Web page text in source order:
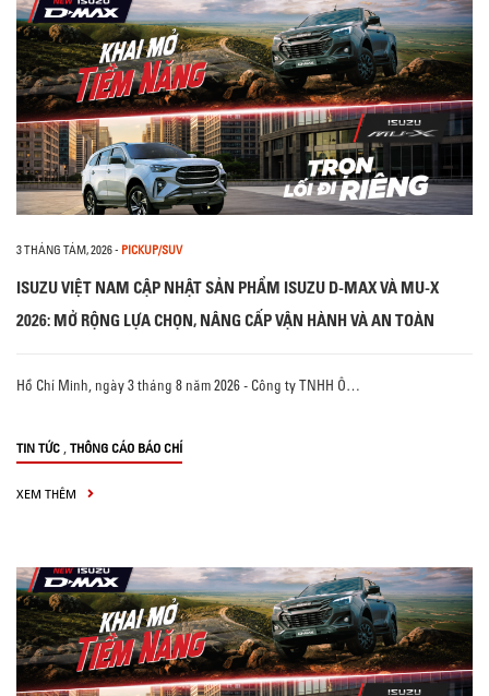
3 THÁNG TÁM, 2026- PICKUP/SUV
ISUZU VIỆT NAM CẬP NHẬT SẢN PHẨM ISUZU D-MAX VÀ MU-X
2026: MỞ RỘNG LỰA CHỌN, NÂNG CẤP VẬN HÀNH VÀ AN TOÀN
Hồ Chí Minh, ngày 3 tháng 8 năm 2026 - Công ty TNHH Ô…
TIN TỨC , THÔNG CÁO BÁO CHÍ
XEM THÊM